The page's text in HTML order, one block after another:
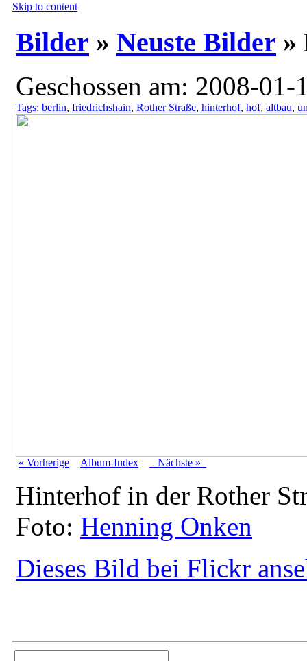
Skip to content
Bilder » Neuste Bilder »
Geschossen am: 2008-
Tags: berlin, friedrichshain, Rother Straße, hinterhof, hof, altbau,
« Vorherige Album-Index Nächste »
Hinterhof in der Rother
Foto: Henning Onken
Dieses Bild bei Flickr